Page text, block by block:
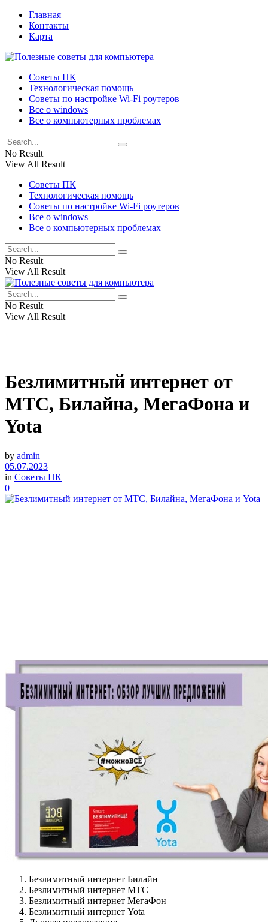
Главная
Контакты
Карта
Советы ПК
Технологическая помощь
Советы по настройке Wi-Fi роутеров
Все о windows
Все о компьютерных проблемах
No Result
View All Result
Советы ПК
Технологическая помощь
Советы по настройке Wi-Fi роутеров
Все о windows
Все о компьютерных проблемах
No Result
View All Result
No Result
View All Result
Безлимитный интернет от
МТС, Билайна, МегаФона и
Yota
by admin
05.07.2023
in Советы ПК
0
Безлимитный интернет Билайн
Безлимитный интернет МТС
Безлимитный интернет МегаФон
Безлимитный интернет Yota